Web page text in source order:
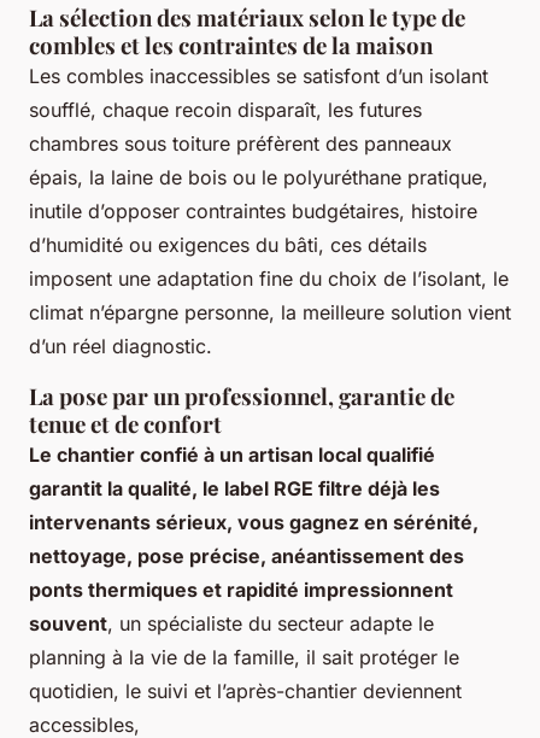
La sélection des matériaux selon le type de
combles et les contraintes de la maison
Les combles inaccessibles se satisfont d’un isolant
soufflé, chaque recoin disparaît, les futures
chambres sous toiture préfèrent des panneaux
épais, la laine de bois ou le polyuréthane pratique,
inutile d’opposer contraintes budgétaires, histoire
d’humidité ou exigences du bâti, ces détails
imposent une adaptation fine du choix de l’isolant, le
climat n’épargne personne, la meilleure solution vient
d’un réel diagnostic.
La pose par un professionnel, garantie de
tenue et de confort
Le chantier confié à un artisan local qualifié
garantit la qualité, le label RGE filtre déjà les
intervenants sérieux, vous gagnez en sérénité,
nettoyage, pose précise, anéantissement des
ponts thermiques et rapidité impressionnent
souvent, un spécialiste du secteur adapte le
planning à la vie de la famille, il sait protéger le
quotidien, le suivi et l’après-chantier deviennent
accessibles,